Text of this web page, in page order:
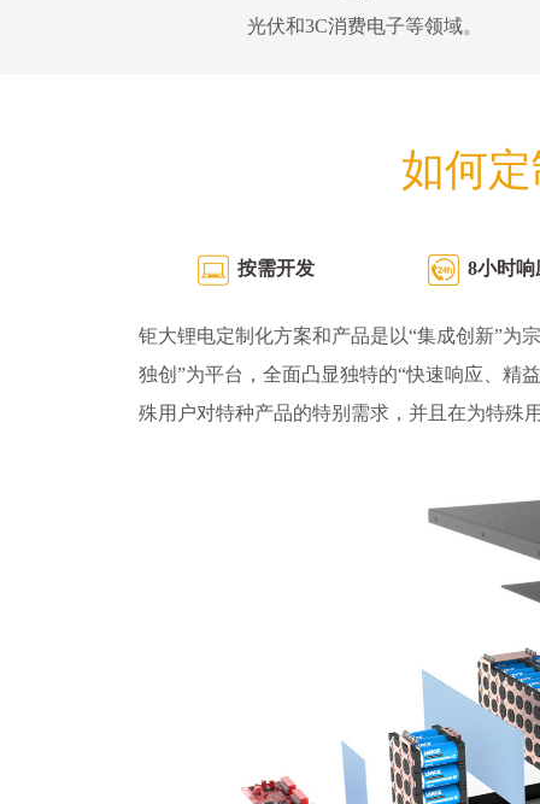
光伏和3C消费电子等领域。
如何
按需开发 8小时响
钜大锂电定制化方案和产品是以“集成创新”为
独创”为平台，全面凸显独特的“快速响应、精
殊用户对特种产品的特别需求，并且在为特殊